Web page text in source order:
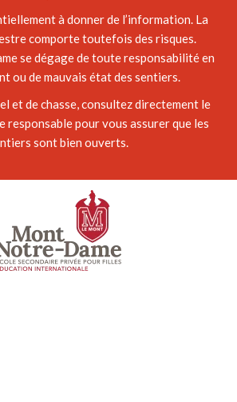
à donner de l’information. La
comporte toutefois des risques.
se dégage de toute responsabilité en
ou de mauvais état des sentiers.
et de chasse, consultez directement le
responsable pour vous assurer que les
sont bien ouverts.